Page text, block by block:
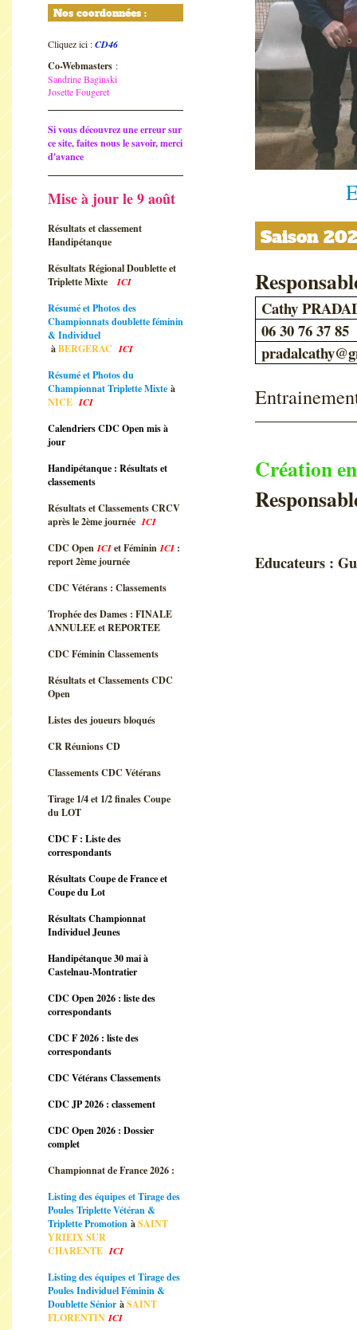
Nos coordonnées :
Cliquez ici :CD46
Co-Webmasters :
Sandrine Baginski
Josette Fougeret
Si vous découvrez une erreur sur
ce site, faites nous le savoir, merci
d'avance
Mise à jour le 9 août
Résultats et classement
Handipétanque
Résultats Régional Doublette et
Triplette Mixte
ICI
Résumé et Photos des
Championnats doublette féminin
& Individuel
àBERGERACICI
Résumé et Photos du
Championnat Triplette Mixte à
NICEICI
Calendriers CDC Open mis à
jour
Handipétanque : Résultats et
classements
Résultats et Classements CRCV
après le 2ème journée ICI
CDC OpenICIet FémininICI :
report 2ème journée
CDC Vétérans : Classements
Trophée des Dames : FINALE
ANNULEE et REPORTEE
CDC Féminin Classements
Résultats et Classements CDC
Open
Listes des joueurs bloqués
CR Réunions CD
Classements CDC Vétérans
Tirage 1/4 et 1/2 finales Coupe
du LOT
CDC F : Liste des
correspondants
Résultats Coupe de France et
Coupe du Lot
Résultats Championnat
Individuel Jeunes
Handipétanque 30 mai à
Castelnau-Montratier
CDC Open 2026 : liste des
correspondants
CDC F 2026 : liste des
correspondants
CDC Vétérans Classements
CDC JP 2026 : classement
CDC Open 2026 : Dossier
complet
Championnat de France 2026 :
Listing des équipes et Tirage des
Poules Triplette Vétéran &
Triplette Promotion àSAINT
YRIEIX SUR
CHARENTEICI
Listing des équipes et Tirage des
Poules Individuel Féminin &
Doublette Sénior àSAINT
FLORENTINICI
Saison
Cathy
06 30 76 37 85
Création
Educateurs :